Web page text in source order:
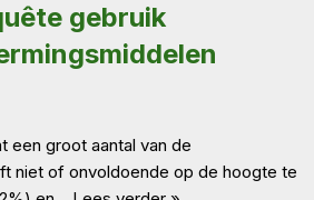
gebruik
een groot aantal van de
niet of onvoldoende op de hoogte te